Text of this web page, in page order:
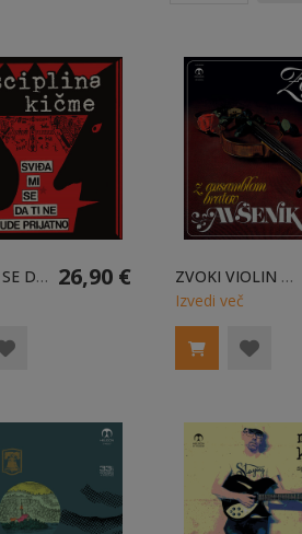
SVIĐA MI SE DA TI NE BUDE PRIJATNO - LP 26,90 € ZVOKI VIOLIN - LP
Izvedi več